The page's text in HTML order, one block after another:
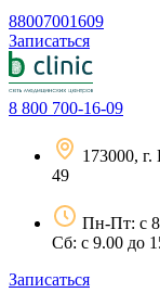
88007001609
Записаться
8 800 700-16-09
173000,
49
Пн-Пт: с
Сб: с 9.00 до
Записаться